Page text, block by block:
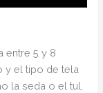
entre 5 y 8
y el tipo de tela
la seda o el tul,